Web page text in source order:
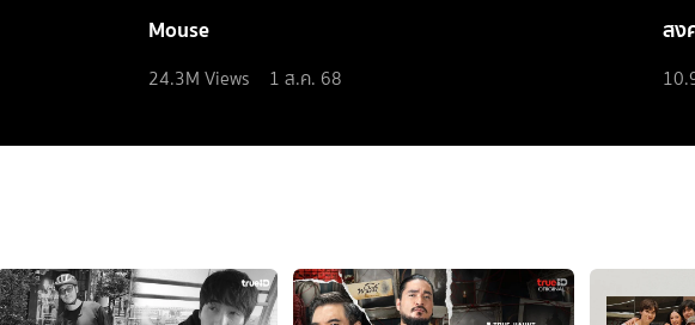
Mouse
24.3M Views 1 ส.ค. 68
สง